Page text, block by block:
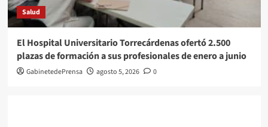
Salud
El Hospital Universitario Torrecárdenas ofertó 2.500
plazas de formación a sus profesionales de enero a junio
GabinetedePrensa agosto 5, 2026 0